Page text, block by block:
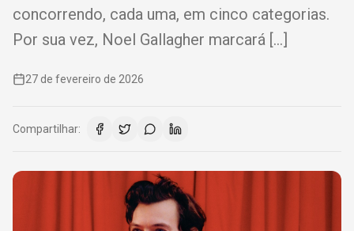
concorrendo, cada uma, em cinco categorias.
Por sua vez, Noel Gallagher marcará […]
27 de fevereiro de 2026
Compartilhar: